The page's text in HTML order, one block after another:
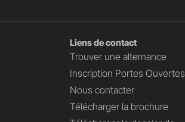
Liens de contact
Trouver une alternance
Inscription Portes Ouvertes
Nous contacter
Télécharger la brochure